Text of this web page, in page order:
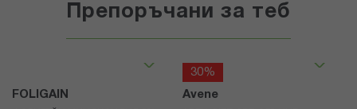
Препоръчани за теб
FOLIGAIN
30%
Avene